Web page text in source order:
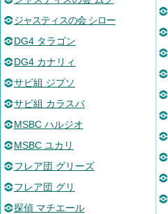
ジャスティスの会 シロー
DG4 タラゴン
DG4 カナリィ
サビ組 ジプソ
サビ組 カラスバ
MSBC ハルジオ
MSBC ユカリ
フレア団 グリーズ
フレア団 グリ
探偵 マチエール